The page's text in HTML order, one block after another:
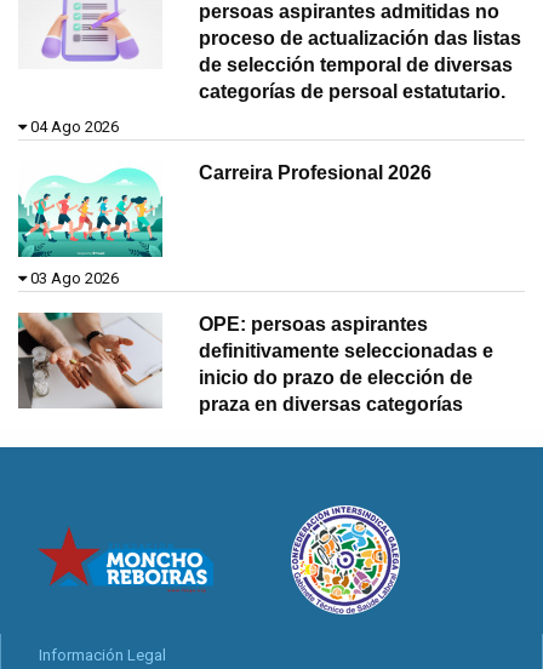
persoas aspirantes admitidas no
proceso de actualización das listas
de selección temporal de diversas
categorías de persoal estatutario.
04 Ago 2026
Carreira Profesional 2026
03 Ago 2026
OPE: persoas aspirantes
definitivamente seleccionadas e
inicio do prazo de elección de
praza en diversas categorías
Información Legal